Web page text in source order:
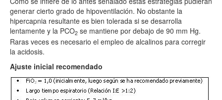
generar cierto grado de hipoventilación. No obstante la
hipercapnia resultante es bien tolerada si se desarrolla
lentamente y la PCO2 se mantiene por debajo de 90 mm Hg.
Raras veces es necesario el empleo de alcalinos para corregir
la acidosis.
Ajuste inicial recomendado